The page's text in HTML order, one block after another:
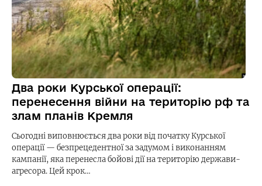
Два роки Курської операції:
перенесення війни на територію рф та
злам планів Кремля
Сьогодні виповнюється два роки від початку Курської
операції — безпрецедентної за задумом і виконанням
кампанії, яка перенесла бойові дії на територію держави-
агресора. Цей крок…